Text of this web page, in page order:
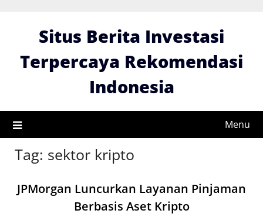
Situs Berita Investasi
Terpercaya Rekomendasi
Indonesia
Menu
Tag: sektor kripto
JPMorgan Luncurkan Layanan Pinjaman
Berbasis Aset Kripto